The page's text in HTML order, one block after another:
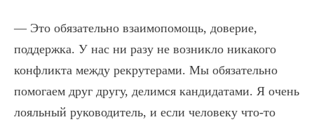
— Это обязательно взаимопомощь, доверие,
поддержка. У нас ни разу не возникло никакого
конфликта между рекрутерами. Мы обязательно
помогаем друг другу, делимся кандидатами. Я очень
лояльный руководитель, и если человеку что-то